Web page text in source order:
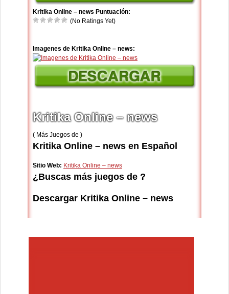
Kritika Online – news Puntuación:
(No Ratings Yet)
Imagenes de Kritika Online – news:
Kritika Online – news
( Más Juegos de )
Kritika Online – news en Español
Sitio Web: Kritika Online – news
¿Buscas más juegos de ?
Descargar Kritika Online – news